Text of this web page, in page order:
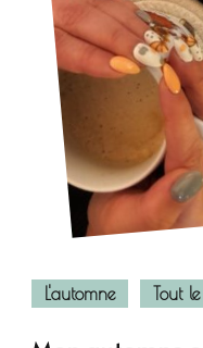
L'automne Tout